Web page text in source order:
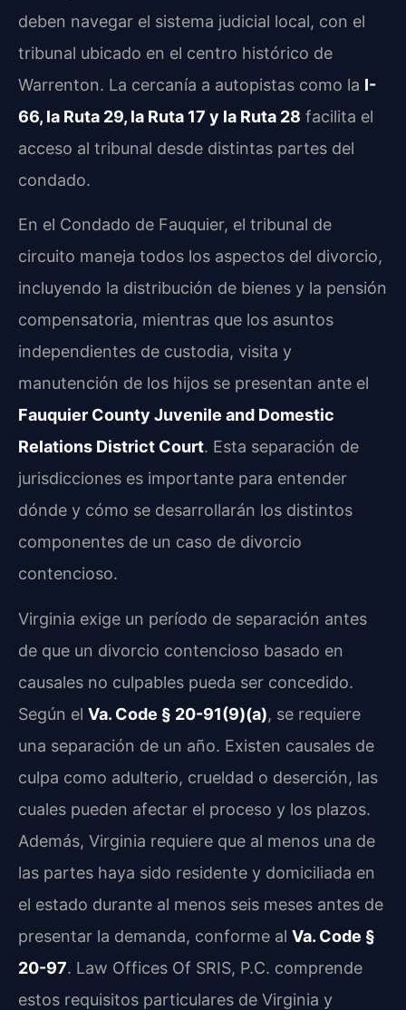
deben navegar el sistema judicial local, con el
tribunal ubicado en el centro histórico de
Warrenton. La cercanía a autopistas como la I-
66, la Ruta 29, la Ruta 17 y la Ruta 28 facilita el
acceso al tribunal desde distintas partes del
condado.
En el Condado de Fauquier, el tribunal de
circuito maneja todos los aspectos del divorcio,
incluyendo la distribución de bienes y la pensión
compensatoria, mientras que los asuntos
independientes de custodia, visita y
manutención de los hijos se presentan ante el
Fauquier County Juvenile and Domestic
Relations District Court. Esta separación de
jurisdicciones es importante para entender
dónde y cómo se desarrollarán los distintos
componentes de un caso de divorcio
contencioso.
Virginia exige un período de separación antes
de que un divorcio contencioso basado en
causales no culpables pueda ser concedido.
Según el Va. Code § 20-91(9)(a), se requiere
una separación de un año. Existen causales de
culpa como adulterio, crueldad o deserción, las
cuales pueden afectar el proceso y los plazos.
Además, Virginia requiere que al menos una de
las partes haya sido residente y domiciliada en
el estado durante al menos seis meses antes de
presentar la demanda, conforme al Va. Code §
20-97. Law Offices Of SRIS, P.C. comprende
estos requisitos particulares de Virginia y